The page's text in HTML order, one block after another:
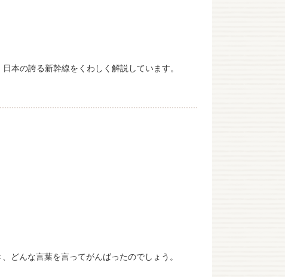
本の誇る新幹線をくわしく解説しています。
どんな言葉を言ってがんばったのでしょう。